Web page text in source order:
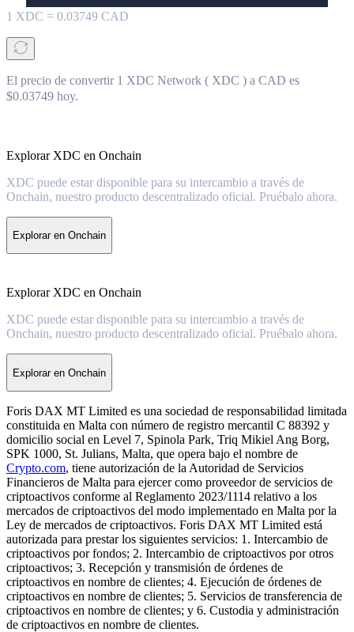
1 XDC = 0.03749 CAD
El precio de convertir 1 XDC Network ( XDC ) a CAD es
$0.03749 hoy.
Explorar XDC en Onchain
XDC puede estar disponible para su intercambio a través de
Onchain, nuestro producto descentralizado oficial. Pruébalo ahora.
Explorar en Onchain
Explorar XDC en Onchain
XDC puede estar disponible para su intercambio a través de
Onchain, nuestro producto descentralizado oficial. Pruébalo ahora.
Explorar en Onchain
Foris DAX MT Limited es una sociedad de responsabilidad limitada
constituida en Malta con número de registro mercantil C 88392 y
domicilio social en Level 7, Spinola Park, Triq Mikiel Ang Borg,
SPK 1000, St. Julians, Malta, que opera bajo el nombre de
Crypto.com, tiene autorización de la Autoridad de Servicios
Financieros de Malta para ejercer como proveedor de servicios de
criptoactivos conforme al Reglamento 2023/1114 relativo a los
mercados de criptoactivos del modo implementado en Malta por la
Ley de mercados de criptoactivos. Foris DAX MT Limited está
autorizada para prestar los siguientes servicios: 1. Intercambio de
criptoactivos por fondos; 2. Intercambio de criptoactivos por otros
criptoactivos; 3. Recepción y transmisión de órdenes de
criptoactivos en nombre de clientes; 4. Ejecución de órdenes de
criptoactivos en nombre de clientes; 5. Servicios de transferencia de
criptoactivos en nombre de clientes; y 6. Custodia y administración
de criptoactivos en nombre de clientes.